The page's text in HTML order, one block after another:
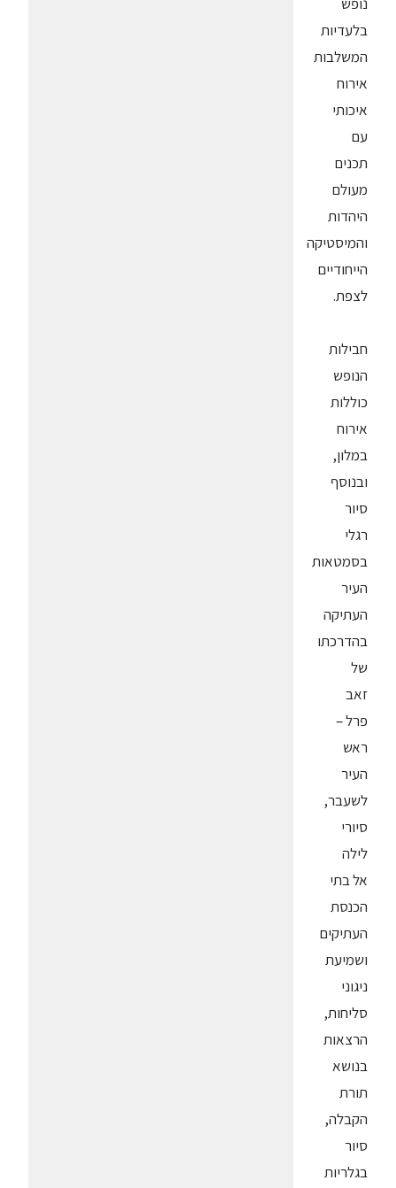
בלעדיות
המשלבות
אירוח
איכותי
עם
תכנים
מעולם
היהדות
והמיסטיקה
הייחודיים
לצפת.
חבילות
הנופש
כוללות
אירוח
במלון,
ובנוסף
סיור
רגלי
בסמטאות
העיר
העתיקה
בהדרכתו
של
זאב
פרל –
ראש
העיר
לשעבר,
סיורי
לילה
אל בתי
הכנסת
העתיקים
ושמיעת
ניגוני
סליחות,
הרצאות
בנושא
תורת
הקבלה,
סיור
בגלריות